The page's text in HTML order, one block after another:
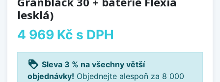
lesklá)
4 969 Kč s DPH
loyalty Sleva 3 % na všechny větší
objednávky! Objednejte alespoň za 8 000